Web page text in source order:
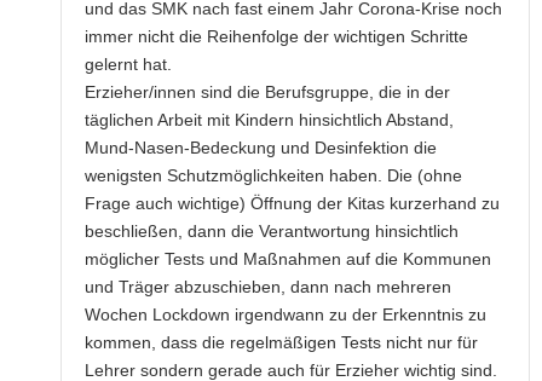
und das SMK nach fast einem Jahr Corona-Krise noch
immer nicht die Reihenfolge der wichtigen Schritte
gelernt hat.
Erzieher/innen sind die Berufsgruppe, die in der
täglichen Arbeit mit Kindern hinsichtlich Abstand,
Mund-Nasen-Bedeckung und Desinfektion die
wenigsten Schutzmöglichkeiten haben. Die (ohne
Frage auch wichtige) Öffnung der Kitas kurzerhand zu
beschließen, dann die Verantwortung hinsichtlich
möglicher Tests und Maßnahmen auf die Kommunen
und Träger abzuschieben, dann nach mehreren
Wochen Lockdown irgendwann zu der Erkenntnis zu
kommen, dass die regelmäßigen Tests nicht nur für
Lehrer sondern gerade auch für Erzieher wichtig sind.